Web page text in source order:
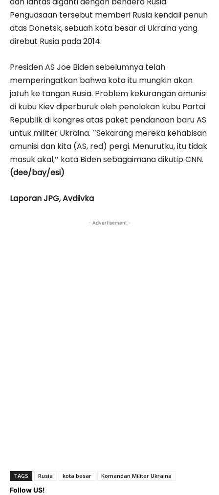
Penguasaan tersebut memberi Rusia kendali penuh
atas Donetsk, sebuah kota besar di Ukraina yang
direbut Rusia pada 2014.
Presiden AS Joe Biden sebelumnya telah
memperingatkan bahwa kota itu mungkin akan
jatuh ke tangan Rusia. Problem kekurangan amunisi
di kubu Kiev diperburuk oleh penolakan kubu Partai
Republik di kongres atas paket pendanaan baru AS
untuk militer Ukraina. ’’Sekarang mereka kehabisan
amunisi dan kita (AS, red) pergi. Menurutku, itu tidak
masuk akal,’’ kata Biden sebagaimana dikutip CNN.
(dee/bay/esi)
Laporan JPG, Avdiivka
- Advertisement -
TAGS Rusia kota besar Komandan Militer Ukraina
Follow US!